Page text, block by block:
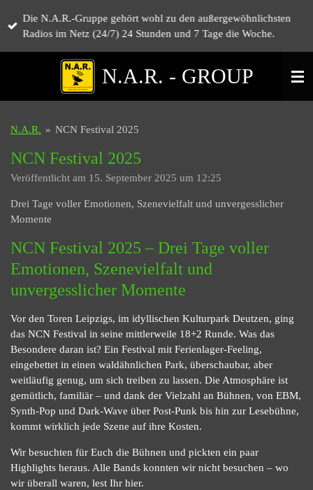
Zum
Hauptinhalt
N.A.R. - GROUP
Die N.A.R.-Gruppe gehört wohl zu den außergewöhnlichsten
Radios im Netz (24/7) 24 Stunden und 7 Tage die Woche.
N.A.R. » NCN Festival 2025
NCN Festival 2025
Veröffentlicht am 15. September 2025 um 12:25
Drei Tage voller Emotionen, Szenevielfalt und unvergesslicher
Momente
NCN Festival 2025 – Drei Tage voller
Emotionen, Szenevielfalt und
unvergesslicher Momente
Vor den Toren Leipzigs, im idyllischen Kulturpark Deutzen, ging
das NCN Festival in seine mittlerweile 18+2 Runde. Was das
Besondere daran ist? Ein Festival mit Ferienlager-Feeling,
eingebettet in einen waldähnlichen Park, überschaubar, aber
weitläufig genug, um sich treiben zu lassen. Die Atmosphäre ist
gemütlich, familiär – und dank der Vielzahl an Bühnen, von EBM,
Synth-Pop und Dark-Wave über Post-Punk bis hin zur Lesebühne,
kommt wirklich jede Szene auf ihre Kosten.
Wir besuchten für Euch die Bühnen und pickten ein paar
Highlights heraus. Alle Bands konnten wir nicht besuchen – wo
wir überall waren, lest Ihr hier.